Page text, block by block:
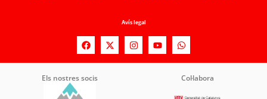
Avís legal
Els nostres socis Col·labora